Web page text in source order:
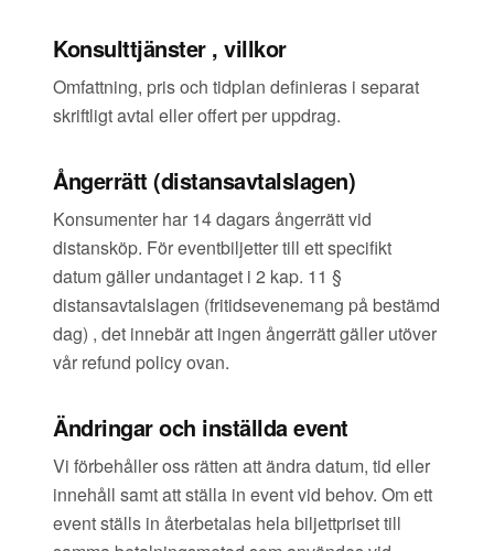
Konsulttjänster , villkor
Omfattning, pris och tidplan definieras i separat
skriftligt avtal eller offert per uppdrag.
Ångerrätt (distansavtalslagen)
Konsumenter har 14 dagars ångerrätt vid
distansköp. För eventbiljetter till ett specifikt
datum gäller undantaget i 2 kap. 11 §
distansavtalslagen (fritidsevenemang på bestämd
dag) , det innebär att ingen ångerrätt gäller utöver
vår refund policy ovan.
Ändringar och inställda event
Vi förbehåller oss rätten att ändra datum, tid eller
innehåll samt att ställa in event vid behov. Om ett
event ställs in återbetalas hela biljettpriset till